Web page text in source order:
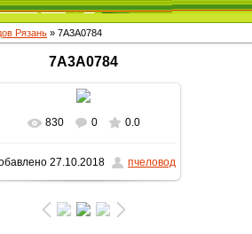
Рязань » 7A3A0784
7A3A0784
830 0 0.0
27.10.2018 пчеловод